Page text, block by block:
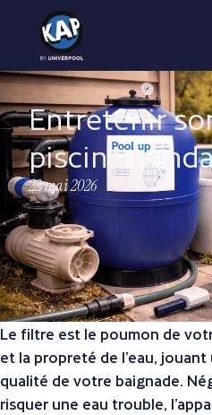
Entretenir
piscine
22 mai 2026
Le filtre est le poumon de
et la propreté de l’eau,
qualité de votre baignade.
risquer une eau trouble,